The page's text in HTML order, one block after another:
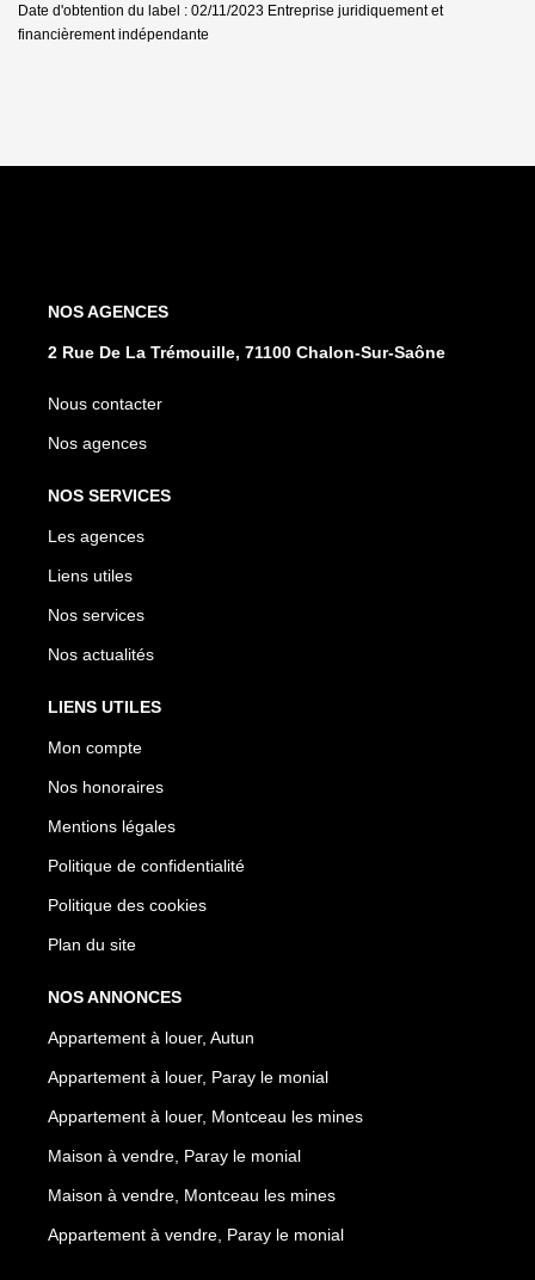
Date d'obtention du label : 02/11/2023 Entreprise juridiquement et
financièrement indépendante
NOS AGENCES
2 Rue De La Trémouille, 71100 Chalon-Sur-Saône
Nous contacter
Nos agences
NOS SERVICES
Les agences
Liens utiles
Nos services
Nos actualités
LIENS UTILES
Mon compte
Nos honoraires
Mentions légales
Politique de confidentialité
Politique des cookies
Plan du site
NOS ANNONCES
Appartement à louer, Autun
Appartement à louer, Paray le monial
Appartement à louer, Montceau les mines
Maison à vendre, Paray le monial
Maison à vendre, Montceau les mines
Appartement à vendre, Paray le monial